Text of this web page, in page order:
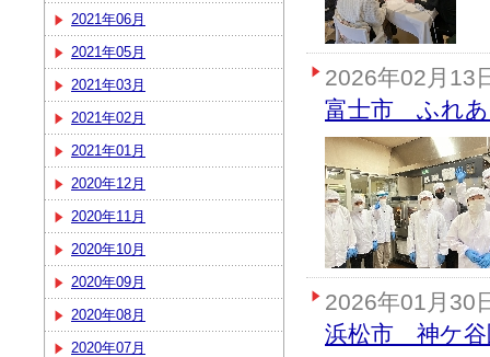
2021年06月
2021年05月
2021年03月
2021年02月
2021年01月
2020年12月
2020年11月
2020年10月
2020年09月
2020年08月
2020年07月
2026年02月13
富士市 ふれあ
2026年01月30
浜松市 神ケ谷